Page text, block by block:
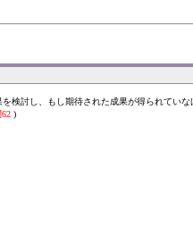
検討し、もし期待された成果が得られてい
)